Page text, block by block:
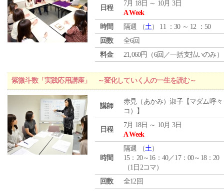
日程
7月 18日 ～ 10月 3日
A Week
時間
隔週 （土） 11 ：30 ～ 12 ：50
回数
全6回
料金
21,060円（6回／一括支払いのみ）
紫微斗数「実践応用講座」 ～変化していく人の一生を読む～
講師
赤見（あかみ）淑子【マダム呼々
コ）】
日程
7月 18日 ～ 10月 3日
A Week
時間
隔週 （土）
15：20～16：40／17：00～18：20
（1日2コマ）
回数
全12回